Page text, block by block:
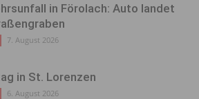
in Förolach: Auto landet
7. August 2026
in St. Lorenzen
6. August 2026